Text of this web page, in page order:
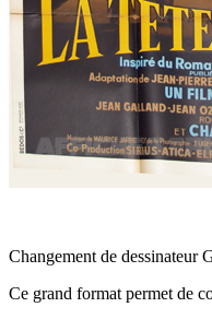
Changement de dessinateur
Ce grand format permet de